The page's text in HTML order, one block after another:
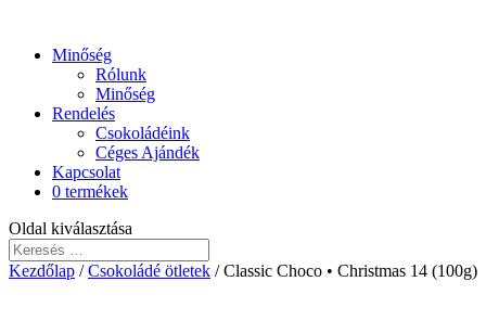
Minőség
Rólunk
Minőség
Rendelés
Csokoládéink
Céges Ajándék
Kapcsolat
0 termékek
Oldal kiválasztása
Kezdőlap /Csokoládé ötletek / Classic Choco • Christmas 14 (100g)